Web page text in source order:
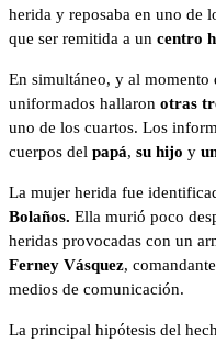
herida y reposaba en uno de
que ser remitida a un centro
En simultáneo, y al momento
uniformados hallaron otras
uno de los cuartos. Los
cuerpos del papá, su hijo y
La mujer herida fue
Bolaños. Ella murió poco
heridas provocadas con un
Ferney Vásquez,
medios de comunicación.
La principal hipótesis del